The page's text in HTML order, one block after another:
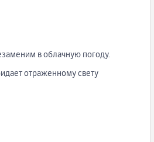
в облачную погоду.
отраженному свету